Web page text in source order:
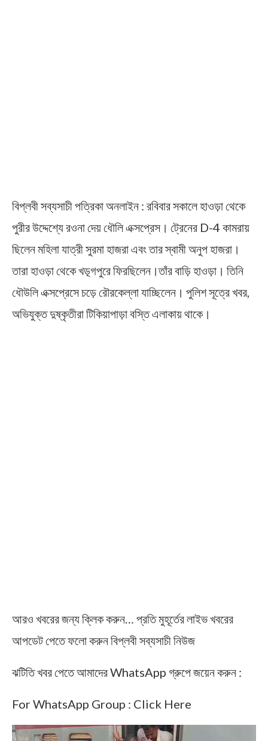
বিপ্লবী সব্যসাচী পত্রিকা অনলাইন : রবিবার সকালে হাওড়া থেকে
পুরীর উদ্দেশ্যে রওনা দেয় ধৌলি এক্সপ্রেস। ট্রেনের D-4 কামরায়
ছিলেন মহিলা যাত্রী সুরমা হাজরা এবং তার স্বামী অনুপ হাজরা।
তারা হাওড়া থেকে খড়্গপুরে ফিরছিলেন।তাঁর বাড়ি হাওড়া। তিনি
ধৌউলি এক্সপ্রেসে চড়ে রৌরকেল্লা যাচ্ছিলেন। পুলিশ সূত্রে খবর,
অভিযুক্ত দুষ্কৃতীরা টিকিয়াপাড়া বস্তি এলাকায় থাকে।
আরও খবরের জন্য ক্লিক করুন… প্রতি মুহূর্তের লাইভ খবরের
আপডেট পেতে ফলো করুন বিপ্লবী সব্যসাচী নিউজ
ঝটিতি খবর পেতে আমাদের WhatsApp গ্রুপে জয়েন করুন :
For WhatsApp Group : Click Here